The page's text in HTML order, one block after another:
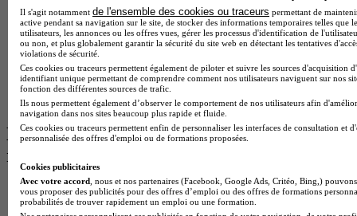
BTS Sp3s
BAC Pro Assp
BTS Gpme
Master MA
BTS Dietetique
Master Mass
Cap Cuisine
Les intitulés de diplôme par ville les plus
recherchés
Master Meef à Lille
Prépa Medecine à Paris
Il s'agit notamment de l'ensemble des cookies ou traceurs permettant de
active pendant sa navigation sur le site, de stocker des informations temporaires telles que
utilisateurs, les annonces ou les offres vues, gérer les processus d'identification de
ou non, et plus globalement garantir la sécurité du site web en détectant les tentatives
violations de sécurité.
Ces cookies ou traceurs permettent également de piloter et suivre les sources d'acquisition
identifiant unique permettant de comprendre comment nos utilisateurs naviguent sur nos
fonction des différentes sources de trafic.
Ils nous permettent également d’observer le comportement de nos utilisateurs afin
navigation dans nos sites beaucoup plus rapide et fluide.
Ces cookies ou traceurs permettent enfin de personnaliser les interfaces de consultation et
personnalisée des offres d'emploi ou de formations proposées.
Cookies publicitaires
Avec votre accord , nous et nos partenaires (Facebook, Google Ads, Critéo, Bing,)
vous proposer des publicités pour des offres d’emploi ou des offres de formations
probabilités de trouver rapidement un emploi ou une formation.